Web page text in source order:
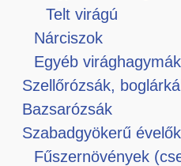
Telt virágú
Nárciszok
Egyéb
Szellőrózsák,
Bazsarózsák
Szabadgyökerű
Fűszernövények